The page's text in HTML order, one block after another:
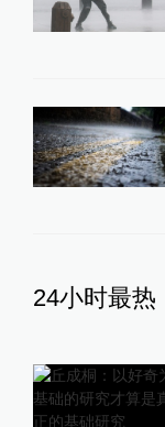
24小时最热